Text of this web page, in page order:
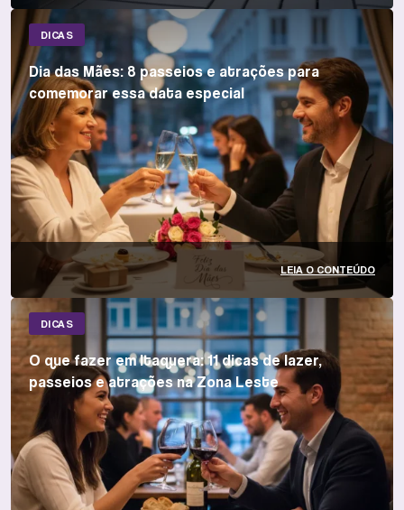
DICAS
Dia das Mães: 8 passeios e atrações para
comemorar essa data especial
LEIA O CONTEÚDO
DICAS
O que fazer em Itaquera: 11 dicas de lazer,
passeios e atrações na Zona Leste